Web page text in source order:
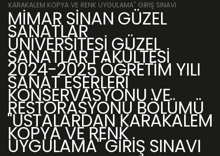
KARAKALEM KOPYA VE RENK UYGULAMA" GİRİŞ SINAVI
MİMAR SİNAN GÜZEL
SANATLAR
ÜNİVERSİTESİ GÜZEL
SANATLAR FAKÜLTESİ
2024-2025 ÖĞRETİM YILI
SANAT ESERLERİ
KONSERVASYONU VE
RESTORASYONU BÖLÜMÜ
"USTALARDAN KARAKALEM
KOPYA VE RENK
UYGULAMA" GİRİŞ SINAVI